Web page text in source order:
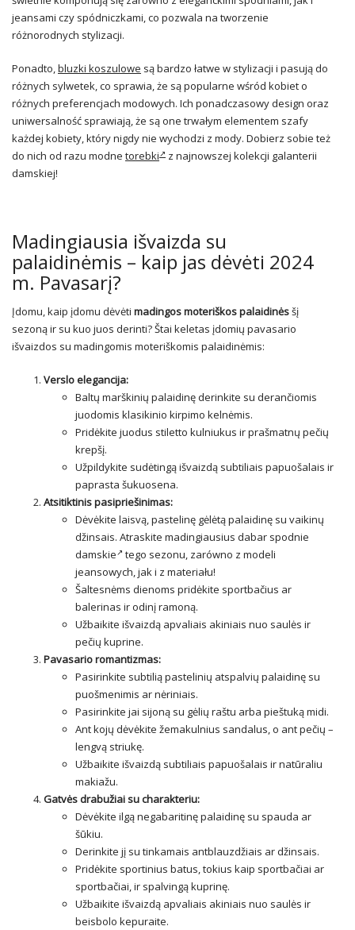
jeansami czy spódniczkami, co pozwala na tworzenie
różnorodnych stylizacji.
Ponadto,bluzki koszulowe są bardzo łatwe w stylizacji i pasują do
różnych sylwetek, co sprawia, że są popularne wśród kobiet o
różnych preferencjach modowych. Ich ponadczasowy design oraz
uniwersalność sprawiają, że są one trwałym elementem szafy
każdej kobiety, który nigdy nie wychodzi z mody. Dobierz sobie też
do nich od razu modne torebki
z najnowszej kolekcji galanterii
damskiej!
Madingiausia išvaizda su
palaidinėmis – kaip jas dėvėti 2024
m. Pavasarį?
Įdomu, kaip įdomu dėvėti madingos moteriškos palaidinėsšį
sezoną ir su kuo juos derinti? Štai keletas įdomių pavasario
išvaizdos su madingomis moteriškomis palaidinėmis:
Verslo elegancija:
Baltų marškinių palaidinę derinkite su derančiomis
juodomis klasikinio kirpimo kelnėmis.
Pridėkite juodus stiletto kulniukus ir prašmatnų pečių
krepšį.
Užpildykite sudėtingą išvaizdą subtiliais papuošalais ir
paprasta šukuosena.
Atsitiktinis pasipriešinimas:
Dėvėkite laisvą, pastelinę gėlėtą palaidinę su vaikinų
džinsais. Atraskite madingiausius dabar spodnie
damskie
tego sezonu, zarówno z modeli
jeansowych, jak i z materiału!
Šaltesnėms dienoms pridėkite sportbačius ar
balerinas ir odinį ramoną.
Užbaikite išvaizdą apvaliais akiniais nuo saulės ir
pečių kuprine.
Pavasario romantizmas:
Pasirinkite subtilią pastelinių atspalvių palaidinę su
puošmenimis ar nėriniais.
Pasirinkite jai sijoną su gėlių raštu arba pieštuką midi.
Ant kojų dėvėkite žemakulnius sandalus, o ant pečių –
lengvą striukę.
Užbaikite išvaizdą subtiliais papuošalais ir natūraliu
makiažu.
Gatvės drabužiaisu charakteriu:
Dėvėkite ilgą negabaritinę palaidinę su spauda ar
šūkiu.
Derinkite jį su tinkamais antblauzdžiais ar džinsais.
Pridėkite sportinius batus, tokius kaip sportbačiai ar
sportbačiai, ir spalvingą kuprinę.
Užbaikite išvaizdą apvaliais akiniais nuo saulės ir
beisbolo kepuraite.